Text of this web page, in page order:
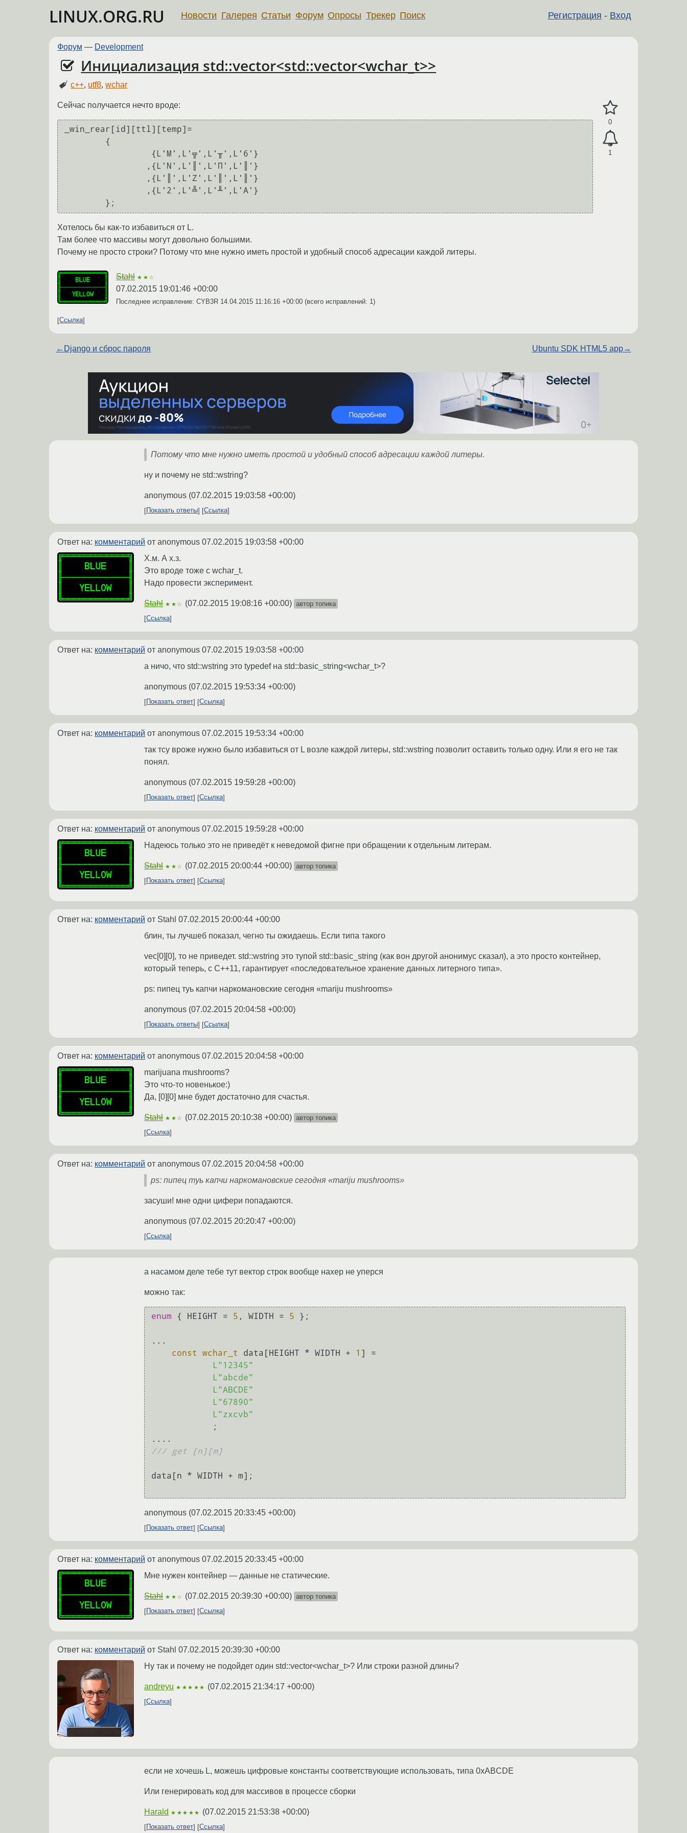
LINUX.ORG.RU Регистрация - Вход
Новости Галерея Статьи Форум Опросы Трекер Поиск
Форум — Development
Инициализация std::vector<std::vector<wchar_t>>
c++, utf8,wchar
0
1
Сейчас получается нечто вроде:
_win_rear[id][ttl][temp]=
Хотелось бы как-то избавиться от L.
Там более что массивы могут довольно большими.
Почему не просто строки? Потому что мне нужно иметь простой и удобный способ адресации каждой литеры.
Stahl ★★☆
07.02.2015 19:01:46 +00:00
Последнее исправление: CYB3R 14.04.2015 11:16:16 +00:00 (всего исправлений: 1)
Ссылка
← Django и сброс пароля Ubuntu SDK HTML5 app→
Потому что мне нужно иметь простой и удобный способ адресации каждой литеры.
ну и почему не std::wstring?
anonymous (07.02.2015 19:03:58 +00:00)
Показать ответы Ссылка
Ответ на: комментарий от anonymous 07.02.2015 19:03:58 +00:00
Х.м. А х.з.
Это вроде тоже с wchar_t.
Надо провести эксперимент.
Stahl ★★☆ (07.02.2015 19:08:16 +00:00) автор топика
Ссылка
Ответ на: комментарий от anonymous 07.02.2015 19:03:58 +00:00
а ничо, что std::wstring это typedef на std::basic_string<wchar_t>?
anonymous (07.02.2015 19:53:34 +00:00)
Показать ответ Ссылка
Ответ на: комментарий от anonymous 07.02.2015 19:53:34 +00:00
так тсу вроже нужно было избавиться от L возле каждой литеры, std::wstring позволит оставить только одну. Или я его не так
понял.
anonymous (07.02.2015 19:59:28 +00:00)
Показать ответ Ссылка
Ответ на: комментарий от anonymous 07.02.2015 19:59:28 +00:00
Надеюсь только это не приведёт к неведомой фигне при обращении к отдельным литерам.
Stahl ★★☆ (07.02.2015 20:00:44 +00:00) автор топика
Показать ответ
Ссылка
Ответ на: комментарий от Stahl 07.02.2015 20:00:44 +00:00
блин, ты лучшеб показал, чегно ты ожидаешь. Если типа такого
vec[0][0], то не приведет. std::wstring это тупой std::basic_string (как вон другой анонимус сказал), а это просто контейнер,
который теперь, с С++11, гарантирует «последовательное хранение данных литерного типа».
ps: пипец туь капчи наркомановские сегодня «mariju mushrooms»
anonymous (07.02.2015 20:04:58 +00:00)
Показать ответы Ссылка
Ответ на: комментарий от anonymous 07.02.2015 20:04:58 +00:00
marijuana mushrooms?
Это что-то новенькое:)
Да, [0][0] мне будет достаточно для счастья.
Stahl ★★☆ (07.02.2015 20:10:38 +00:00) автор топика
Ссылка
Ответ на: комментарий от anonymous 07.02.2015 20:04:58 +00:00
ps: пипец туь капчи наркомановские сегодня «mariju mushrooms»
засуши! мне одни цифери попадаются.
anonymous (07.02.2015 20:20:47 +00:00)
Ссылка
а насамом деле тебе тут вектор строк вообще нахер не уперся
можно так:
enum { HEIGHT = 5 , WIDTH = 5 };
...
const
wchar_t data[HEIGHT * WIDTH + 1 ] =
L"12345"
L"abcde"
L"ABCDE"
L"67890"
L"zxcvb"
/// get [n][m]
data[n * WIDTH + m];
anonymous (07.02.2015 20:33:45 +00:00)
Показать ответ Ссылка
Ответ на: комментарий от anonymous 07.02.2015 20:33:45 +00:00
Мне нужен контейнер — данные не статические.
Stahl ★★☆ (07.02.2015 20:39:30 +00:00) автор топика
Показать ответ
Ссылка
Ответ на: комментарий от Stahl 07.02.2015 20:39:30 +00:00
Ну так и почему не подойдет один std::vector<wchar_t>? Или строки разной длины?
andreyu ★★★★★ (07.02.2015 21:34:17 +00:00)
Ссылка
если не хочешь L, можешь цифровые константы соответствующие использовать, типа 0xABCDE
Или генерировать код для массивов в процессе сборки
Harald ★★★★★ (07.02.2015 21:53:38 +00:00)
Показать ответ Ссылка